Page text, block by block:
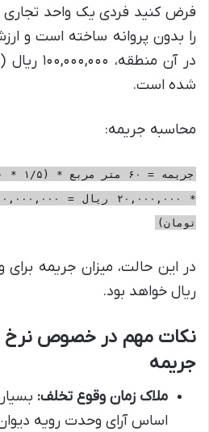
را بدون پروانه ساخته است و
شده است.
محاسبه جریمه:
تومان)
ریال خواهد بود.
نکات مهم در خصوص نرخ
جریمه
ملاک زمان وقوع تخلف:
اساس آرای وحدت رویه